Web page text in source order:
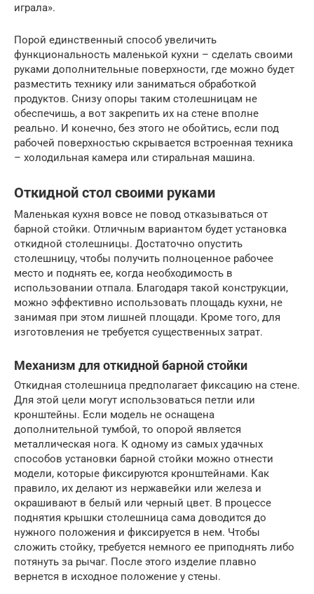
играла».
Порой единственный способ увеличить
функциональность маленькой кухни – сделать своими
руками дополнительные поверхности, где можно будет
разместить технику или заниматься обработкой
продуктов. Снизу опоры таким столешницам не
обеспечишь, а вот закрепить их на стене вполне
реально. И конечно, без этого не обойтись, если под
рабочей поверхностью скрывается встроенная техника
– холодильная камера или стиральная машина.
Откидной стол своими руками
Маленькая кухня вовсе не повод отказываться от
барной стойки. Отличным вариантом будет установка
откидной столешницы. Достаточно опустить
столешницу, чтобы получить полноценное рабочее
место и поднять ее, когда необходимость в
использовании отпала. Благодаря такой конструкции,
можно эффективно использовать площадь кухни, не
занимая при этом лишней площади. Кроме того, для
изготовления не требуется существенных затрат.
Механизм для откидной барной стойки
Откидная столешница предполагает фиксацию на стене.
Для этой цели могут использоваться петли или
кронштейны. Если модель не оснащена
дополнительной тумбой, то опорой является
металлическая нога. К одному из самых удачных
способов установки барной стойки можно отнести
модели, которые фиксируются кронштейнами. Как
правило, их делают из нержавейки или железа и
окрашивают в белый или черный цвет. В процессе
поднятия крышки столешница сама доводится до
нужного положения и фиксируется в нем. Чтобы
сложить стойку, требуется немного ее приподнять либо
потянуть за рычаг. После этого изделие плавно
вернется в исходное положение у стены.